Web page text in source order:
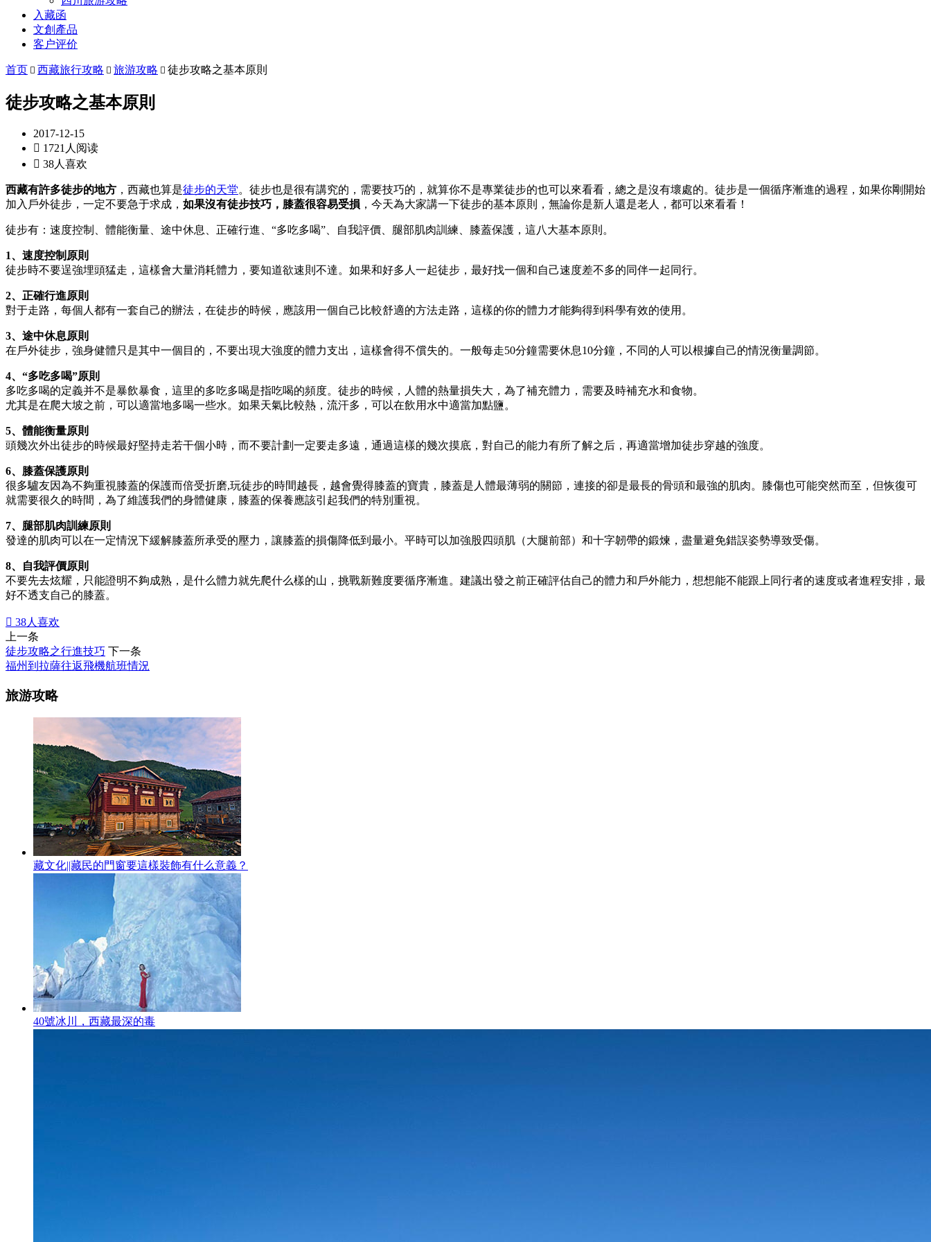
入藏函
文創產品
客户评价
首页  西藏旅行攻略  旅游攻略  徒步攻略之基本原則
徒步攻略之基本原則
2017-12-15
 1721人阅读
 38人喜欢
西藏有許多徒步的地方 ，西藏也算是徒步的天堂。徒步也是很有講究的，需要技巧的，就算你不是專業徒步的也可以來看看，總之是沒有壞處的。徒步是一個循序漸進的過程，如果你剛開始
加入戶外徒步，一定不要急于求成， 如果沒有徒步技巧，膝蓋很容易受損 ，今天為大家講一下徒步的基本原則，無論你是新人還是老人，都可以來看看！
徒步有：速度控制、體能衡量、途中休息、正確行進、“多吃多喝”、自我評價、腿部肌肉訓練、膝蓋保護，這八大基本原則。
1、速度控制原則
徒步時不要逞強埋頭猛走，這樣會大量消耗體力，要知道欲速則不達。如果和好多人一起徒步，最好找一個和自己速度差不多的同伴一起同行。
2、正確行進原則
對于走路，每個人都有一套自己的辦法，在徒步的時候，應該用一個自己比較舒適的方法走路，這樣的你的體力才能夠得到科學有效的使用。
3、途中休息原則
在戶外徒步，強身健體只是其中一個目的，不要出現大強度的體力支出，這樣會得不償失的。一般每走50分鐘需要休息10分鐘，不同的人可以根據自己的情況衡量調節。
4、“多吃多喝”原則
多吃多喝的定義并不是暴飲暴食，這里的多吃多喝是指吃喝的頻度。徒步的時候，人體的熱量損失大，為了補充體力，需要及時補充水和食物。
尤其是在爬大坡之前，可以適當地多喝一些水。如果天氣比較熱，流汗多，可以在飲用水中適當加點鹽。
5、體能衡量原則
頭幾次外出徒步的時候最好堅持走若干個小時，而不要計劃一定要走多遠，通過這樣的幾次摸底，對自己的能力有所了解之后，再適當增加徒步穿越的強度。
6、膝蓋保護原則
很多驢友因為不夠重視膝蓋的保護而倍受折磨,玩徒步的時間越長，越會覺得膝蓋的寶貴，膝蓋是人體最薄弱的關節，連接的卻是最長的骨頭和最強的肌肉。膝傷也可能突然而至，但恢復可
就需要很久的時間，為了維護我們的身體健康，膝蓋的保養應該引起我們的特別重視。
7、腿部肌肉訓練原則
發達的肌肉可以在一定情況下緩解膝蓋所承受的壓力，讓膝蓋的損傷降低到最小。平時可以加強股四頭肌（大腿前部）和十字韌帶的鍛煉，盡量避免錯誤姿勢導致受傷。
8、自我評價原則
不要先去炫耀，只能證明不夠成熟，是什么體力就先爬什么樣的山，挑戰新難度要循序漸進。建議出發之前正確評估自己的體力和戶外能力，想想能不能跟上同行者的速度或者進程安排，最
好不透支自己的膝蓋。
 38人喜欢
上一条
徒步攻略之行進技巧 下一条
福州到拉薩往返飛機航班情況
旅游攻略
藏文化||藏民的門窗要這樣裝飾有什么意義？
40號冰川，西藏最深的毒